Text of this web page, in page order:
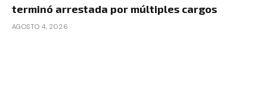
terminó arrestada por múltiples cargos
AGOSTO 4, 2026